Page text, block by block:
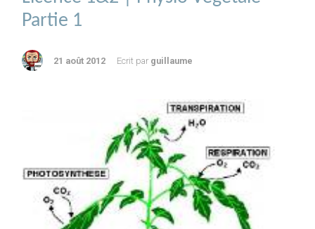
Partie 1
21 août 2012 Ecrit par guillaume